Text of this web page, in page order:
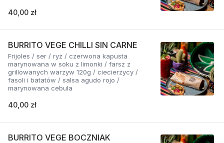
40,00 zł
BURRITO VEGE CHILLI SIN CARNE
Frijoles / ser / ryż / czerwona kapusta
marynowana w soku z limonki / farsz z
grillowanych warzyw 120g / ciecierzycy /
fasoli i batatów / salsa agudo rojo /
marynowana cebula
40,00 zł
BURRITO VEGE BOCZNIAK